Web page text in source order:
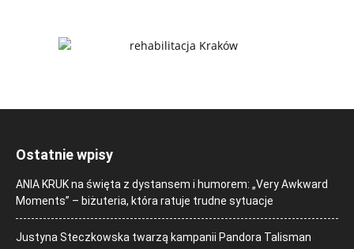
Ostatnie wpisy
ANIA KRUK na święta z dystansem i humorem: „Very Awkward
Moments” – biżuteria, która ratuje trudne sytuacje
Justyna Steczkowska twarzą kampanii Pandora Talisman